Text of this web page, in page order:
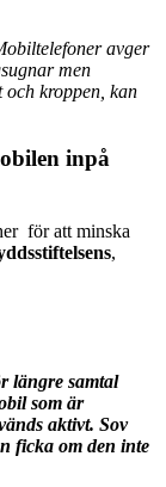
avger
men
och kroppen, kan
inpå
för att minska
,
längre samtal
som är
aktivt. Sov
ficka om den inte